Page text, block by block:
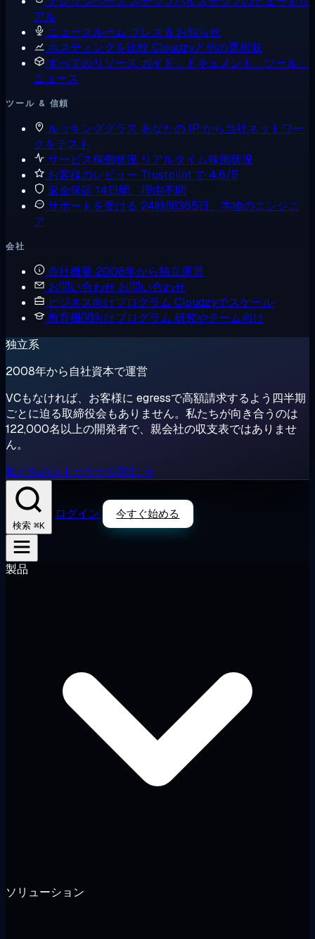
アル
ニュースルーム プレス & お知らせ
ホスティングを比較 Cloudzyと他の選択肢
すべてのリソース ガイド、ドキュメント、ツール、
ニュース
ツール & 信頼
ルッキンググラス あなたの IP から当社ネットワー
クをテスト
サービス稼働状況 リアルタイム稼働状況
お客様のレビュー Trustpilot で 4.6/5
返金保証 14日間、理由不問
サポートを受ける 24時間365日、本物のエンジニ
ア
会社
会社概要 2008年から独立運営
お問い合わせ お問い合わせ
ビジネス向けプログラム Cloudzyでスケール
教育機関向けプログラム 研究やチーム向け
独立系
2008年から自社資本で運営
VCもなければ、お客様に egressで高額請求するよう四半期
ごとに迫る取締役会もありません。私たちが向き合うのは
122,000名以上の開発者で、親会社の収支表ではありませ
ん。
私たちのストーリーを読む →
検索 ⌘K
ログイン 今すぐ始める
製品
ソリューション